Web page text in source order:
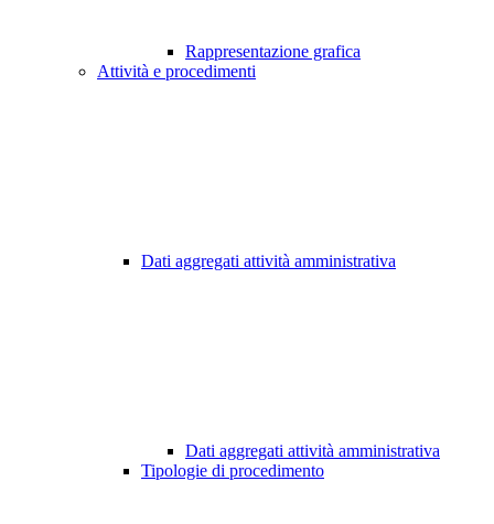
Rappresentazione grafica
Attività e procedimenti
Dati aggregati attività amministrativa
Dati aggregati attività amministrativa
Tipologie di procedimento